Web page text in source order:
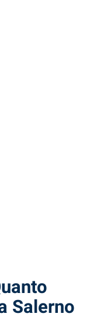
Salerno